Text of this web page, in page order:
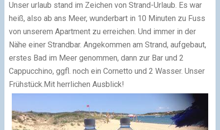
Unser urlaub stand im Zeichen von Strand-Urlaub. Es war
heiß, also ab ans Meer, wunderbart in 10 Minuten zu Fuss
von unserem Apartment zu erreichen. Und immer in der
Nähe einer Strandbar. Angekommen am Strand, aufgebaut,
erstes Bad im Meer genommen, dann zur Bar und 2
Cappucchino, ggfl. noch ein Cornetto und 2 Wasser. Unser
Frühstück.Mit herrlichen Ausblick!